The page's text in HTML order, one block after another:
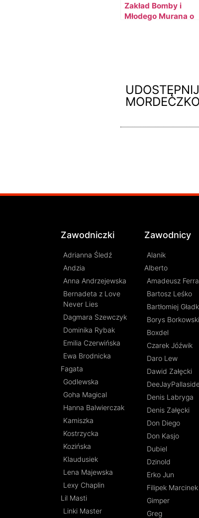
Zakład Bomby i
Młodego Murana o
Zawodniczki
Adrianna Śledź
Andzia
Anna Andrzejewska
Bernadeta z Love
Never Lies
Dagmara Szewczyk
Dominika Rybak
Emilia Czerwińska
Ewa Brodnicka
Fagata
Godlewska
Goha Magical
Hanna Balwierczak
Kamiszka
Kostrzycka
Kozińska
Klaudusiek
Lena Majewska
Lexy Chaplin
Lil Masti
Linki Master
Zawodnicy
Alanik
Alberto
Amadeusz
Bartosz Leśko
Bartłomiej
Borys Borkowski
Boxdel
Czarek Jóźwik
Daro Lew
Dawid Załęcki
Denis Labryga
Denis Załęcki
Don Diego
Don Kasjo
Dubiel
Dzinold
Erko Jun
Filipek Marcinek
Gimper
Greg